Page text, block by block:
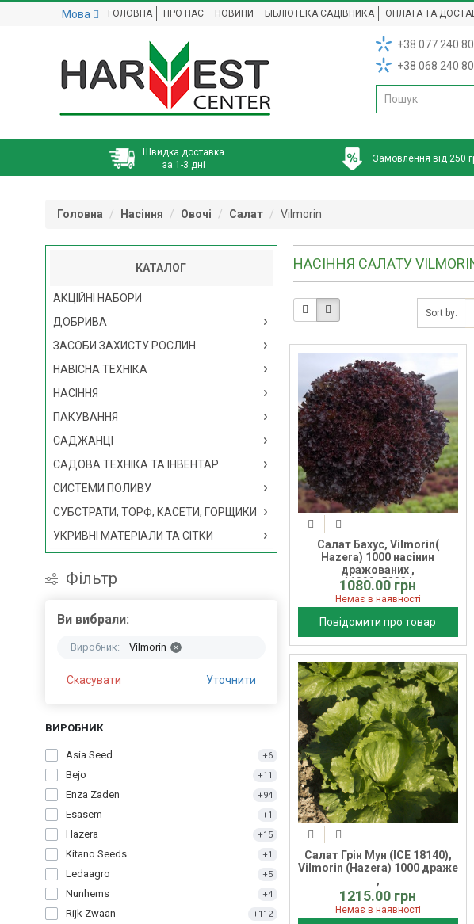
Мова ГОЛОВНА ПРО НАС НОВИНИ БІБЛІОТЕКА САДІВНИКА ОПЛАТА ТА
+38 077 240
+38 068 240
Швидка доставка
за 1-3 дні
Замовлення від 250
Головна Насіння Овочі Салат Vilmorin
КАТАЛОГ
АКЦІЙНІ НАБОРИ
ДОБРИВА
ЗАСОБИ ЗАХИСТУ РОСЛИН
НАВІСНА ТЕХНІКА
НАСІННЯ
ПАКУВАННЯ
САДЖАНЦІ
САДОВА ТЕХНІКА ТА ІНВЕНТАР
СИСТЕМИ ПОЛИВУ
СУБСТРАТИ, ТОРФ, КАСЕТИ, ГОРЩИКИ
УКРИВНІ МАТЕРІАЛИ ТА СІТКИ
Фільтр
Ви вибрали:
Виробник: Vilmorin
Скасувати Уточнити
ВИРОБНИК
Asia Seed +6
Bejo +11
Enza Zaden +94
Esasem +1
Hazera +15
Kitano Seeds +1
Ledaagro +5
Nunhems +4
Rijk Zwaan +112
НАСІННЯ САЛАТУ
Sort by:
Салат Бахус, Vilmorin(
Hazera) 1000 насінин
дражованих ,
16090_53884
1080.00 грн
Немає в наявності
Повідомити про товар
Салат Грін Мун (ICE 18140),
Vilmorin (Hazera) 1000 драже
,
16093_53881
1215.00 грн
Немає в наявності